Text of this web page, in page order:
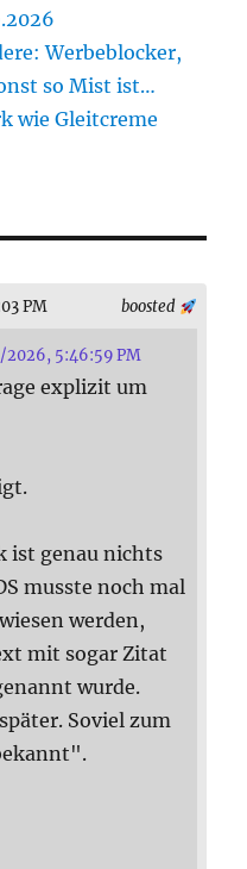
Werbeblocker,
so Mist ist…
wie Gleitcreme
boosted
PM
2026, 5:46:59 PM
explizit um
ist genau nichts
musste noch mal
werden,
mit sogar Zitat
wurde.
Soviel zum